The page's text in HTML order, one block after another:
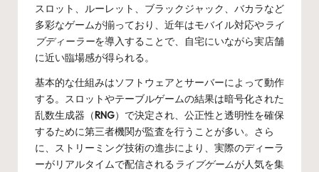
スロット、ルーレット、ブラックジャック、バカラなど
多彩なゲームが揃っており、近年はモバイル対応やライ
ブディーラーを導入することで、自宅にいながら実店舗
に近い臨場感が得られる。
基本的な仕組みはソフトウェアとサーバーによって動作
する。スロットやテーブルゲームの結果は暗号化された
乱数生成器（RNG）で決定され、公正性と透明性を確保
するために第三者機関が監査を行うことが多い。さら
に、ストリーミング技術の進歩により、実際のディーラ
ーがリアルタイムで配信される ライブゲームが人気を集